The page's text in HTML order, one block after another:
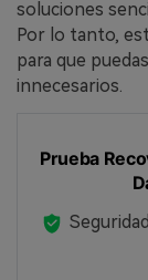
soluciones
Por lo tanto,
para que
innecesarios.
Prueba